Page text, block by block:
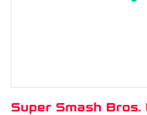
Super Smash